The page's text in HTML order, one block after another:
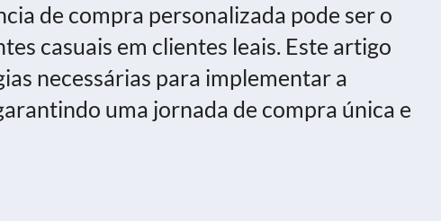
de compra personalizada pode ser o
casuais em clientes leais. Este artigo
necessárias para implementar a
uma jornada de compra única e